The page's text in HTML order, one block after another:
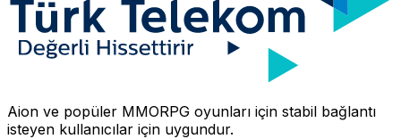
Aion ve popüler MMORPG oyunları için stabil bağlantı
isteyen kullanıcılar için uygundur.